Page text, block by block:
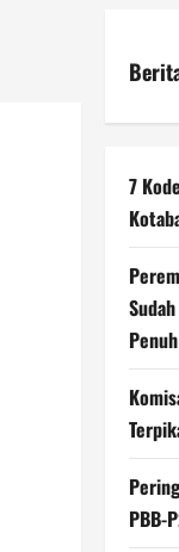
7
Penuh
PBB-